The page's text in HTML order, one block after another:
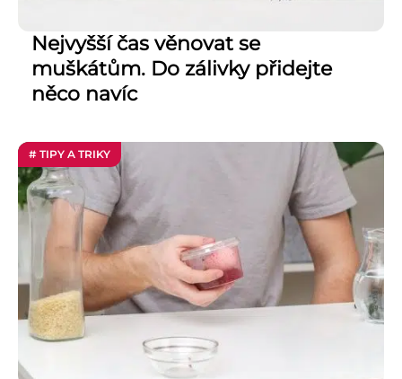
Nejvyšší čas věnovat se
muškátům. Do zálivky přidejte
něco navíc
# TIPY A TRIKY